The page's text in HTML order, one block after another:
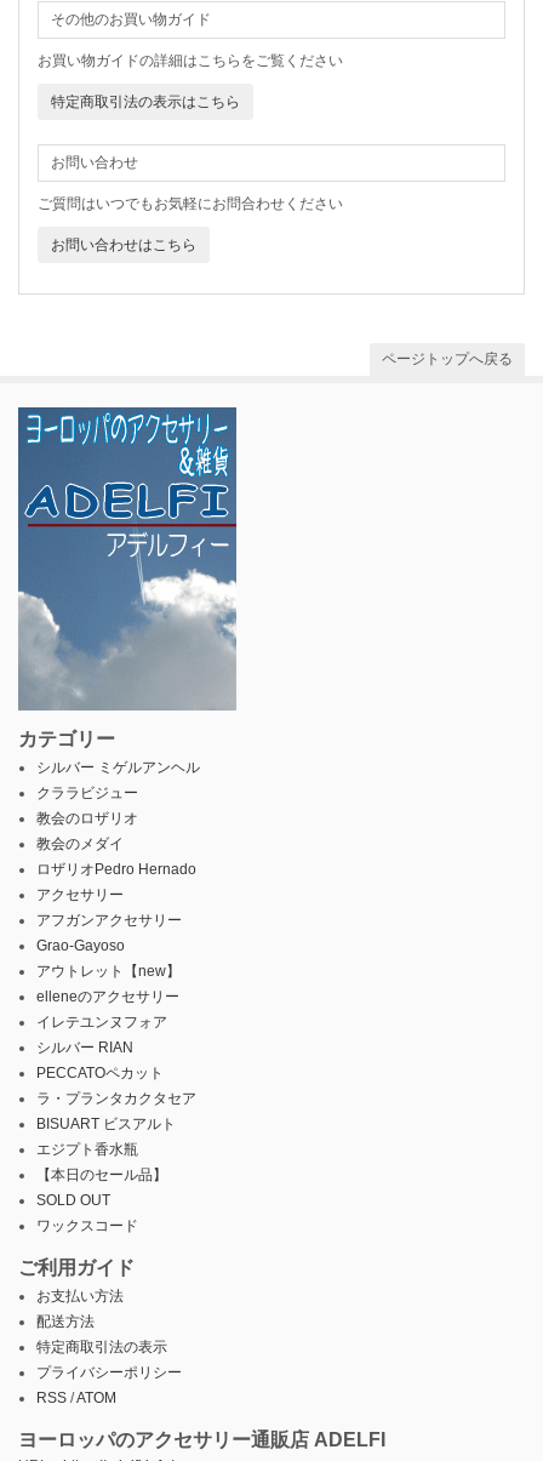
その他のお買い物ガイド
お買い物ガイドの詳細はこちらをご覧ください
特定商取引法の表示はこちら
お問い合わせ
ご質問はいつでもお気軽にお問合わせください
お問い合わせはこちら
ページトップへ戻る
カテゴリー
シルバー ミゲルアンヘル
クララビジュー
教会のロザリオ
教会のメダイ
ロザリオPedro Hernado
アクセサリー
アフガンアクセサリー
Grao-Gayoso
アウトレット【new】
elleneのアクセサリー
イレテユンヌフォア
シルバー RIAN
PECCATOペカット
ラ・プランタカクタセア
BISUART ビスアルト
エジプト香水瓶
【本日のセール品】
SOLD OUT
ワックスコード
ご利用ガイド
お支払い方法
配送方法
特定商取引法の表示
プライバシーポリシー
RSS /ATOM
ヨーロッパのアクセサリー通販店 ADELFI